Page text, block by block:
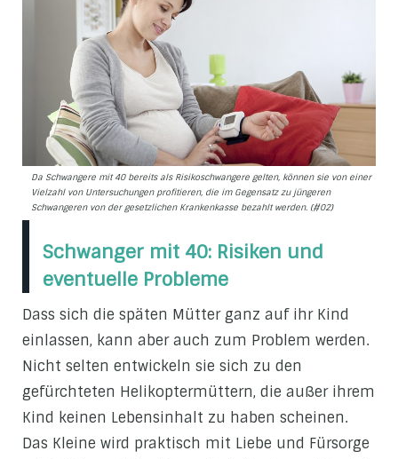
Da Schwangere mit 40 bereits als Risikoschwangere gelten, können sie von einer
Vielzahl von Untersuchungen profitieren, die im Gegensatz zu jüngeren
Schwangeren von der gesetzlichen Krankenkasse bezahlt werden. (#02)
Schwanger mit 40: Risiken und
eventuelle Probleme
Dass sich die späten Mütter ganz auf ihr Kind
einlassen, kann aber auch zum Problem werden.
Nicht selten entwickeln sie sich zu den
gefürchteten Helikoptermüttern, die außer ihrem
Kind keinen Lebensinhalt zu haben scheinen.
Das Kleine wird praktisch mit Liebe und Fürsorge